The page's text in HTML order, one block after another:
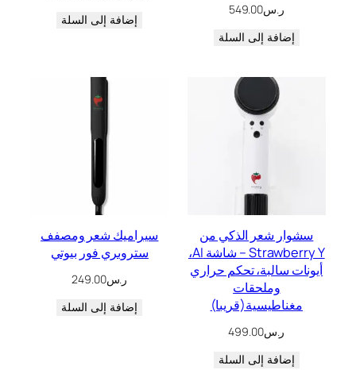
ر.س549.00
إضافة إلى السلة
هو:
إضافة إلى السلة
سشوار شعر الذكي من
Strawberry Y – شاشة AI،
أيونات سالبة، تحكم حراري
وملحقات
مغناطيسية(قريبا)
ر.س499.00
إضافة إلى السلة
سيراميك شعر ومصفف
ستروبري فور بيوتي
ر.س249.00
إضافة إلى السلة